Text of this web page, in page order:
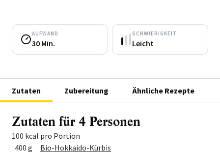
AUFWAND
30 Min.
SCHWIERIGKEIT
Leicht
Zutaten Zubereitung Ähnliche Rezepte
Zutaten für 4 Personen
100 kcal pro Portion
Menge
Zutat
400 g
Bio-Hokkaido-Kürbis